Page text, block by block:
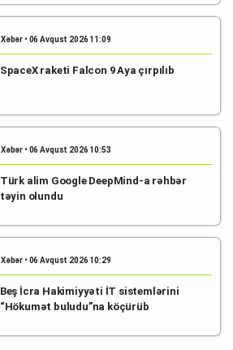
Xəbər • 06 Avqust 2026 11:09
SpaceX raketi Falcon 9 Aya çırpılıb
Xəbər • 06 Avqust 2026 10:53
Türk alim Google DeepMind-a rəhbər
təyin olundu
Xəbər • 06 Avqust 2026 10:29
Beş İcra Hakimiyyəti İT sistemlərini
“Hökumət buludu”na köçürüb